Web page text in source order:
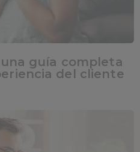
guía completa
del cliente